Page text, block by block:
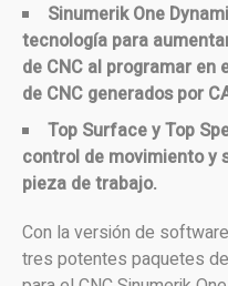
Sinumerik One
tecnología para
de CNC al programar
de CNC generados por
Top Surface y Top
control de movimiento y
pieza de trabajo.
Con la versión de
tres potentes paquetes